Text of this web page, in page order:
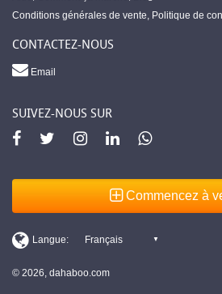
Conditions générales de vente, Politique de
CONTACTEZ-NOUS
Email
SUIVEZ-NOUS SUR
Commencez à
© 2026, dahaboo.com